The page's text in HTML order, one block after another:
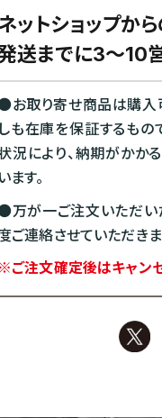
ットショップか
送までに3～10
お取り寄せ商品は購入
しも在庫を保証するもの
況により、納期がかか
います。
万が一ご注文いただい
ご連絡させていただきま
※ご注文確定後はキャン